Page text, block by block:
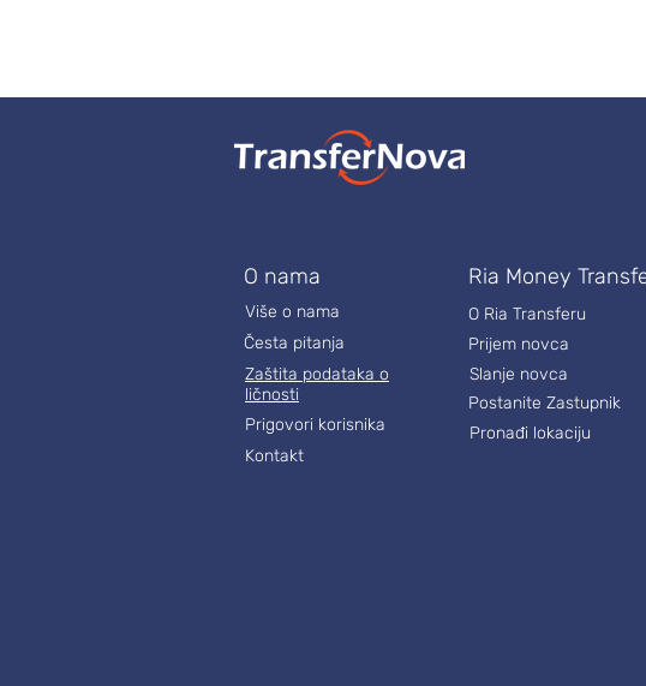
O nama
Više o nama
Česta pitanja
Zaštita podataka o
ličnosti
Prigovori korisnika
Kontakt
Ria Money
O Ria Transferu
Prijem novca
Slanje novca
Postanite Zastupnik
Pronađi lokaciju